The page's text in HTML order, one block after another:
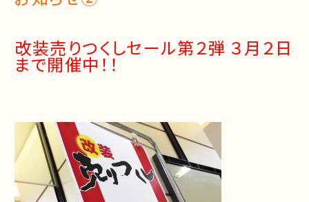
改装売りつくしセール第２弾 ３月２日
まで開催中！！